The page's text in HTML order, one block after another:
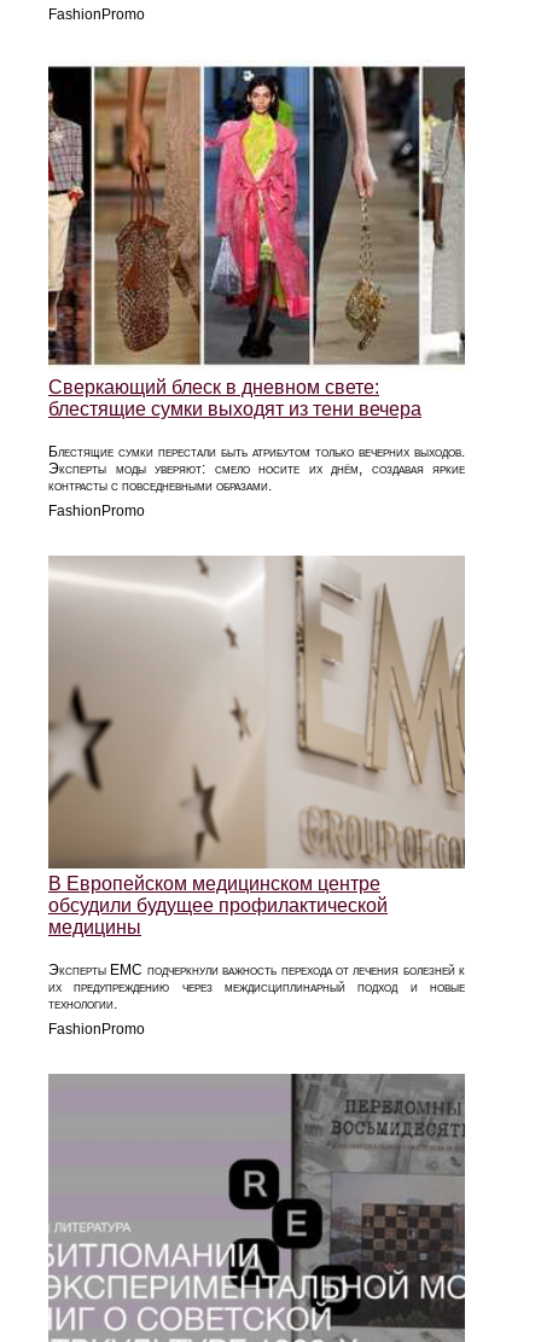
FashionPromo
Сверкающий блеск в дневном свете:
блестящие сумки выходят из тени вечера
Блестящие сумки перестали быть атрибутом только вечерних выходов.
Эксперты моды уверяют: смело носите их днём, создавая яркие
контрасты с повседневными образами.
FashionPromo
В Европейском медицинском центре
обсудили будущее профилактической
медицины
Эксперты EMC подчеркнули важность перехода от лечения болезней к
их предупреждению через междисциплинарный подход и новые
технологии.
FashionPromo